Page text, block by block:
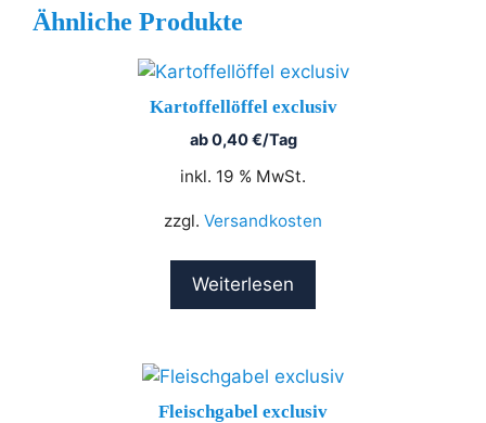
Ähnliche Produkte
Kartoffellöffel exclusiv
ab0,40€/Tag
inkl. 19 % MwSt.
zzgl. Versandkosten
Weiterlesen
Fleischgabel exclusiv